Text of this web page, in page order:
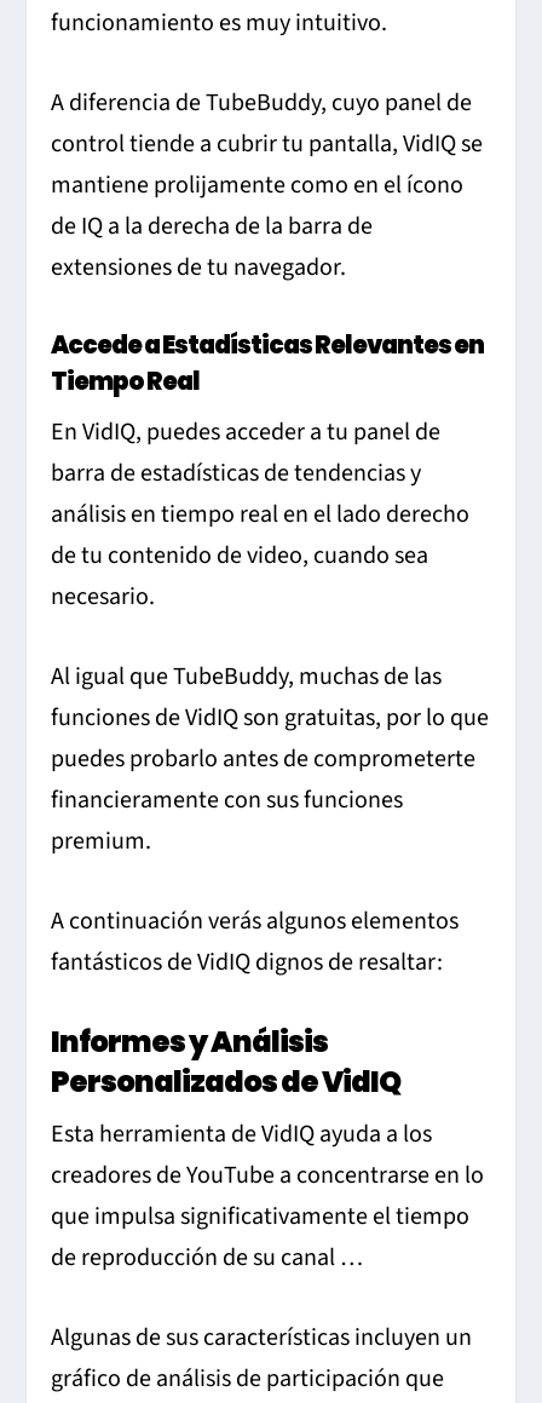
funcionamiento es muy intuitivo.
A diferencia de TubeBuddy, cuyo panel de
control tiende a cubrir tu pantalla, VidIQ se
mantiene prolijamente como en el ícono
de IQ a la derecha de la barra de
extensiones de tu navegador.
Accede a Estadísticas Relevantes en
Tiempo Real
En VidIQ, puedes acceder a tu panel de
barra de estadísticas de tendencias y
análisis en tiempo real en el lado derecho
de tu contenido de video, cuando sea
necesario.
Al igual que TubeBuddy, muchas de las
funciones de VidIQ son gratuitas, por lo que
puedes probarlo antes de comprometerte
financieramente con sus funciones
premium.
A continuación verás algunos elementos
fantásticos de VidIQ dignos de resaltar:
Informes y Análisis
Personalizados de VidIQ
Esta herramienta de VidIQ ayuda a los
creadores de YouTube a concentrarse en lo
que impulsa significativamente el tiempo
de reproducción de su canal …
Algunas de sus características incluyen un
gráfico de análisis de participación que